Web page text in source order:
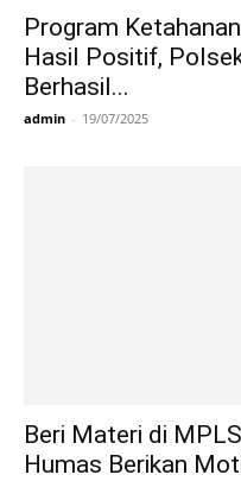
Program
Hasil Positif,
Berhasil...
admin - 19/07/2025
Beri Materi di
Humas Berikan